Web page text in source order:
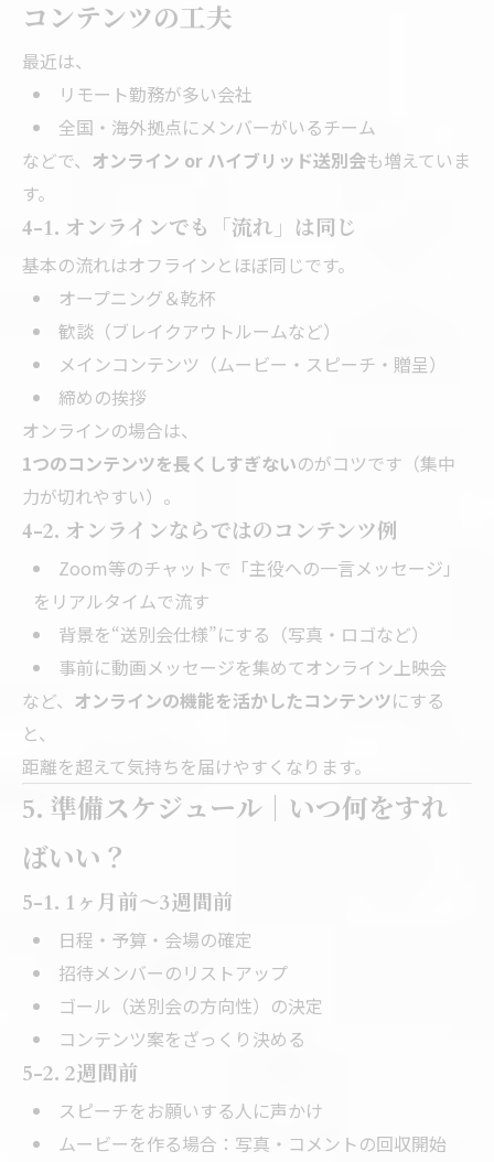
コンテンツの工夫
最近は、
リモート勤務が多い会社
全国・海外拠点にメンバーがいるチーム
などで、 オンライン or ハイブリッド送別会も増えていま
す。
4-1. オンラインでも「流れ」は同じ
基本の流れはオフラインとほぼ同じです。
オープニング＆乾杯
歓談（ブレイクアウトルームなど）
メインコンテンツ（ムービー・スピーチ・贈呈）
締めの挨拶
オンラインの場合は、
1つのコンテンツを長くしすぎないのがコツです（集中
力が切れやすい）。
4-2. オンラインならではのコンテンツ例
Zoom等のチャットで「主役への一言メッセージ」
をリアルタイムで流す
背景を“送別会仕様”にする（写真・ロゴなど）
事前に動画メッセージを集めてオンライン上映会
など、 オンラインの機能を活かしたコンテンツにする
と、
距離を超えて気持ちを届けやすくなります。
5. 準備スケジュール｜いつ何をすれ
ばいい？
5-1. 1ヶ月前〜3週間前
日程・予算・会場の確定
招待メンバーのリストアップ
ゴール（送別会の方向性）の決定
コンテンツ案をざっくり決める
5-2. 2週間前
スピーチをお願いする人に声かけ
ムービーを作る場合：写真・コメントの回収開始